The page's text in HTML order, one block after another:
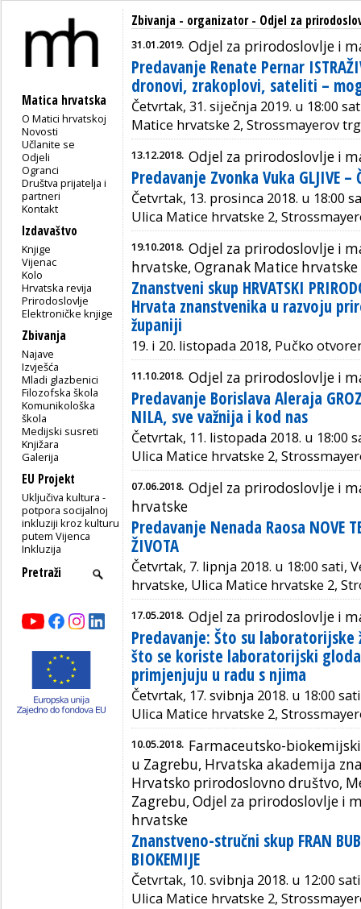
Matica hrvatska
O Matici hrvatskoj
Novosti
Učlanite se
Odjeli
Ogranci
Društva prijatelja i
partneri
Kontakt
Izdavaštvo
Knjige
Vijenac
Kolo
Hrvatska revija
Prirodoslovlje
Elektroničke knjige
Zbivanja
Najave
Izvješća
Mladi glazbenici
Filozofska škola
Komunikološka
škola
Medijski susreti
Knjižara
Galerija
EU Projekt
Uključiva kultura -
potpora socijalnoj
inkluziji kroz kulturu
putem Vijenca
Inkluzija
Zbivanja - organizator - Odjel za
31.01.2019. Odjel za prirodoslovlje i
Predavanje Renate Pernar
dronovi, zrakoplovi, sateliti –
Četvrtak, 31. siječnja 2019. u 18:00
Matice hrvatske 2, Strossmayerov
13.12.2018. Odjel za prirodoslovlje i
Predavanje Zvonka Vuka GLJIVE –
Četvrtak, 13. prosinca 2018. u 18:00
Ulica Matice hrvatske 2,
19.10.2018. Odjel za prirodoslovlje i
hrvatske, Ogranak Matice hrvatske
Znanstveni skup HRVATSKI
Hrvata znanstvenika u razvoju
županiji
19. i 20. listopada 2018, Pučko
11.10.2018. Odjel za prirodoslovlje i
Predavanje Borislava Aleraja
NILA, sve važnija i kod nas
Četvrtak, 11. listopada 2018. u 18:00
Ulica Matice hrvatske 2,
07.06.2018. Odjel za prirodoslovlje i
hrvatske
Predavanje Nenada Raosa NOVE
ŽIVOTA
Četvrtak, 7. lipnja 2018. u 18:00 sati,
hrvatske, Ulica Matice hrvatske 2,
17.05.2018. Odjel za prirodoslovlje i
Predavanje: Što su
što se koriste laboratorijski
primjenjuju u radu s njima
Četvrtak, 17. svibnja 2018. u 18:00
Ulica Matice hrvatske 2,
10.05.2018. Farmaceutsko-
u Zagrebu, Hrvatska akademija
Hrvatsko prirodoslovno društvo,
Zagrebu, Odjel za prirodoslovlje i
hrvatske
Znanstveno-stručni skup FRAN
BIOKEMIJE
Četvrtak, 10. svibnja 2018. u 12:00
Ulica Matice hrvatske 2,